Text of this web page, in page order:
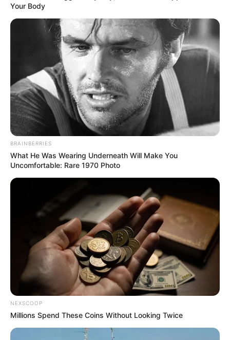
Your Body
BRAINBERRIES
What He Was Wearing Underneath Will Make You
Uncomfortable: Rare 1970 Photo
NEXSCOOP
Millions Spend These Coins Without Looking Twice